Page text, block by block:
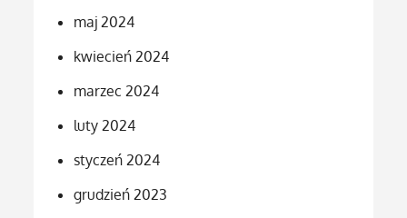
maj 2024
kwiecień 2024
marzec 2024
luty 2024
styczeń 2024
grudzień 2023